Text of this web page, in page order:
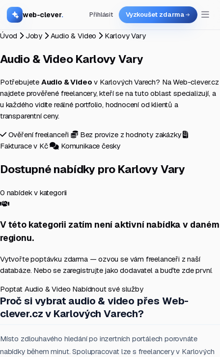
web-clever. Přihlásit Vyzkoušet zdarma
Úvod Joby Audio & Video Karlovy Vary
Audio & Video Karlovy Vary
Potřebujete Audio & Video v Karlových Varech? Na Web-clever.cz
najdete prověřené freelancery, kteří se na tuto oblast specializují, a
u každého vidíte reálné portfolio, hodnocení od klientů a
transparentní ceny.
Ověření freelanceři
Bez provize z hodnoty zakázky
Fakturace v Kč
Komunikace česky
Dostupné nabídky pro Karlovy Vary
0 nabídek v kategorii
V této kategorii zatím není aktivní nabídka v daném
regionu.
Vytvořte poptávku zdarma — ozvou se vám freelanceři z naší
databáze. Nebo se zaregistrujte jako dodavatel a buďte zde první.
Poptat Audio & Video Nabídnout své služby
Proč si vybrat audio & video přes Web-
clever.cz v Karlových Varech?
Místo zdlouhavého hledání po inzertních portálech porovnáte
nabídky během minut. Spolupracovat lze s freelancery v Karlových